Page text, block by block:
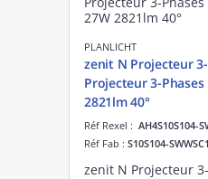
PLANLICHT
zenit N Projecteur
Projecteur 3-Phases
2821lm 40°
Réf Rexel : AH4S10S104-
Réf Fab : S10S104-